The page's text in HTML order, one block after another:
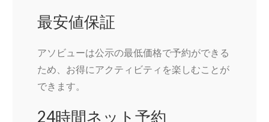
最安値保証
アソビューは公示の最低価格で予約ができる
ため、お得にアクティビティを楽しむことが
できます。
24時間ネット予約